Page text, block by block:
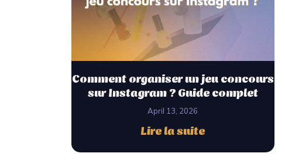
Comment organiser un jeu concours
sur Instagram ? Guide complet
April 13, 2026
Lire la suite